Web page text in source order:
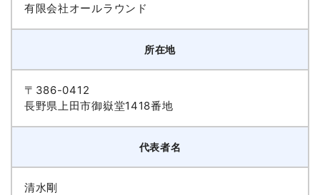
有限会社オールラウンド
所在地
〒386-0412
長野県上田市御嶽堂1418番地
代表者名
清水剛